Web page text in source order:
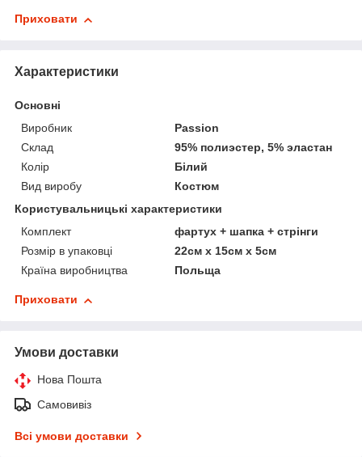
Приховати
Характеристики
Основні
Виробник
Passion
Склад
95% полиэстер, 5% эластан
Колір
Білий
Вид виробу
Костюм
Користувальницькі характеристики
Комплект
фартух + шапка + стрінги
Розмір в упаковці
22см х 15см х 5см
Країна виробництва
Польща
Приховати
Умови доставки
Нова Пошта
Самовивіз
Всі умови доставки